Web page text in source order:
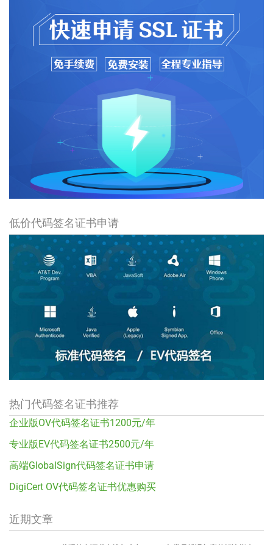
低价代码签名证书申请
热门代码签名证书推荐
企业版OV代码签名证书1200元/年
专业版EV代码签名证书2500元/年
高端GlobalSign代码签名证书申请
DigiCert OV代码签名证书优惠购买
近期文章